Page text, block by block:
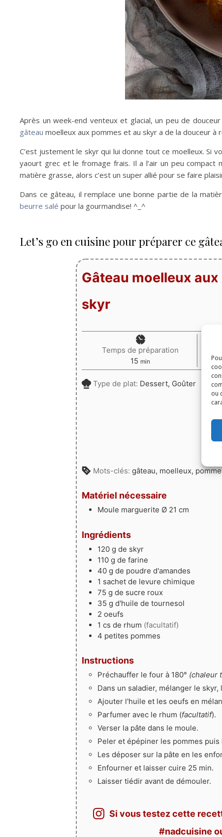
ou
Après un week-end venteux et glacial, un peu de
gâteau moelleux aux pommes et au skyr a de la douceur à
C’est justement le skyr qui lui donne tout ce moelleux. Si
yaourt grec et le fromage frais. Il a l’air un peu
matière grasse, alors c’est un super allié pour se faire
Dans ce gâteau, il remplace une bonne partie de la
beurre salé pour la gourmandise! ^_^
Let’s go en cuisine pour préparer ce
Gâteau moelleux
skyr
Temps de préparation
15 minutes
min
Type de plat: Dessert, Goûter
Mots-clés: gâteau, moelleux,
Matériel nécessaire
Moule marguerite Ø 21 cm
Ingrédients
120 g de skyr
110 g de farine
40 g de poudre d'amandes
1 sachet de levure chimique
75 g de sucre roux
35 g d'huile de tournesol
2 oeufs
1 cs de rhum (facultatif)
4 petites pommes
Instructions
Préchauffer le four à 180° (chaleur
Dans un saladier, mélanger le
Ajouter l'huile et les oeufs en
Parfumer avec le rhum (facultatif).
Verser la pâte dans le moule.
Peler et épépiner les pommes
Les déposer sur la pâte en les
Enfourner et laisser cuire 25 min.
Laisser tiédir avant de démouler.
Si vous testez cette
#nadcuisine